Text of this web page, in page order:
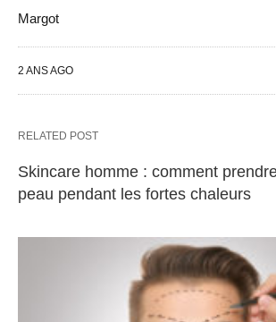
Margot
2 ANS AGO
RELATED POST
Skincare homme : comment
peau pendant les fortes chaleurs